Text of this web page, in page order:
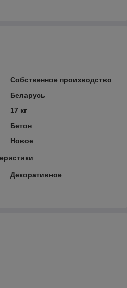
Собственное производство
Беларусь
17 кг
Бетон
Новое
Декоративное